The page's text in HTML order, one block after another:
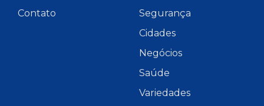
Contato
Segurança
Cidades
Negócios
Saúde
Variedades